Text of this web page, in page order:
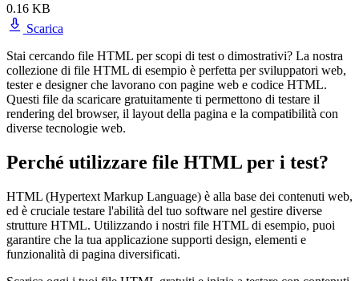
0.16 KB
Scarica
Stai cercando file HTML per scopi di test o dimostrativi? La nostra
collezione di file HTML di esempio è perfetta per sviluppatori web,
tester e designer che lavorano con pagine web e codice HTML.
Questi file da scaricare gratuitamente ti permettono di testare il
rendering del browser, il layout della pagina e la compatibilità con
diverse tecnologie web.
Perché utilizzare file HTML per i test?
HTML (Hypertext Markup Language) è alla base dei contenuti web,
ed è cruciale testare l'abilità del tuo software nel gestire diverse
strutture HTML. Utilizzando i nostri file HTML di esempio, puoi
garantire che la tua applicazione supporti design, elementi e
funzionalità di pagina diversificati.